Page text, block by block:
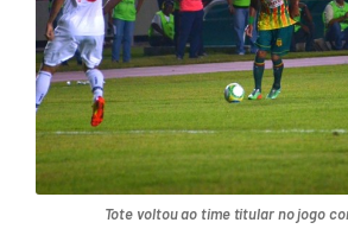
Tote voltou ao time titular no jogo